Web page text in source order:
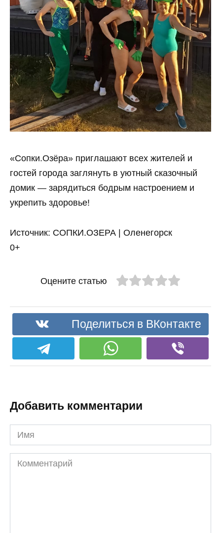
«Сопки.Озёра» приглашают всех жителей и
гостей города заглянуть в уютный сказочный
домик — зарядиться бодрым настроением и
укрепить здоровье!
Источник: СОПКИ.ОЗЕРА | Оленегорск
0+
Оцените статью
Поделиться в ВКонтакте
Добавить комментарии
Имя
Комментарий